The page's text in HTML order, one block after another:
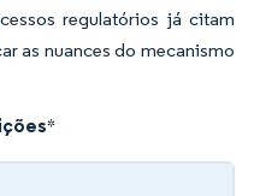
regulatórios já citam
as nuances do mecanismo
*